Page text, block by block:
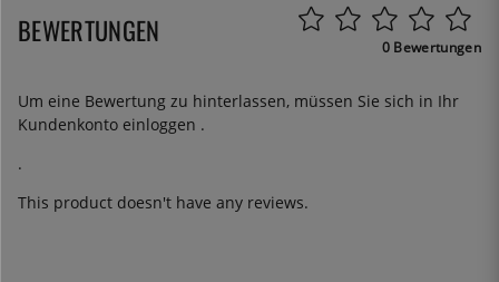
BEWERTUNGEN 0 Bewertungen
Um eine Bewertung zu hinterlassen, müssen Sie sich in Ihr
Kundenkonto einloggen .
.
This product doesn't have any reviews.